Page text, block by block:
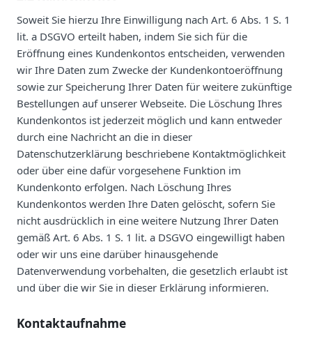
Soweit Sie hierzu Ihre Einwilligung nach Art. 6 Abs. 1 S. 1
lit. a DSGVO erteilt haben, indem Sie sich für die
Eröffnung eines Kundenkontos entscheiden, verwenden
wir Ihre Daten zum Zwecke der Kundenkontoeröffnung
sowie zur Speicherung Ihrer Daten für weitere zukünftige
Bestellungen auf unserer Webseite. Die Löschung Ihres
Kundenkontos ist jederzeit möglich und kann entweder
durch eine Nachricht an die in dieser
Datenschutzerklärung beschriebene Kontaktmöglichkeit
oder über eine dafür vorgesehene Funktion im
Kundenkonto erfolgen. Nach Löschung Ihres
Kundenkontos werden Ihre Daten gelöscht, sofern Sie
nicht ausdrücklich in eine weitere Nutzung Ihrer Daten
gemäß Art. 6 Abs. 1 S. 1 lit. a DSGVO eingewilligt haben
oder wir uns eine darüber hinausgehende
Datenverwendung vorbehalten, die gesetzlich erlaubt ist
und über die wir Sie in dieser Erklärung informieren.
Kontaktaufnahme